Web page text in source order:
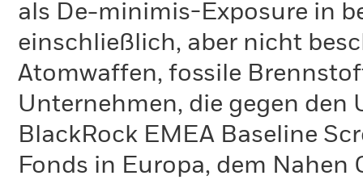
als De-minimis-Exposure in
einschließlich, aber nicht
Atomwaffen, fossile
Unternehmen, die gegen den
BlackRock EMEA Baseline
Fonds in Europa, dem Nahen